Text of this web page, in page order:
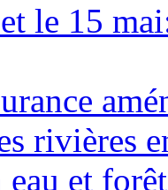
le 15
rivières
et forêt